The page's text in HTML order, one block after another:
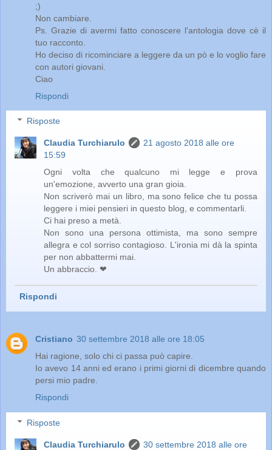
;)
Non cambiare.
Ps. Grazie di avermi fatto conoscere l'antologia dove cè il
tuo racconto.
Ho deciso di ricominciare a leggere da un pò e lo voglio fare
con autori giovani.
Ciao
Rispondi
Risposte
Claudia Turchiarulo
21 agosto 2018 alle ore
15:59
Ogni volta che qualcuno mi legge e prova
un'emozione, avverto una gran gioia.
Non scriverò mai un libro, ma sono felice che tu possa
leggere i miei pensieri in questo blog, e commentarli.
Ci hai preso a metà.
Non sono una persona ottimista, ma sono sempre
allegra e col sorriso contagioso. L'ironia mi dà la spinta
per non abbattermi mai.
Un abbraccio. ❤
Rispondi
Cristiano 30 settembre 2018 alle ore 18:05
Hai ragione, solo chi ci passa può capire.
Io avevo 14 anni ed erano i primi giorni di dicembre quando
persi mio padre.
Rispondi
Risposte
Claudia Turchiarulo
30 settembre 2018 alle ore